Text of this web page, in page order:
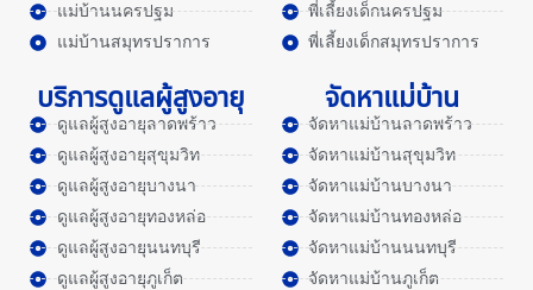
แม่บ้านนครปฐม
แม่บ้านสมุทรปราการ
พี่เลี้ยงเด็กนครปฐม
พี่เลี้ยงเด็กสมุทรปราการ
บริการดูแลผู้สูงอายุ
ดูแลผู้สูงอายุลาดพร้าว
ดูแลผู้สูงอายุสุขุมวิท
ดูแลผู้สูงอายุบางนา
ดูแลผู้สูงอายุทองหล่อ
ดูแลผู้สูงอายุนนทบุรี
ดูแลผู้สูงอายุภูเก็ต
จัดหาแม่บ้าน
จัดหาแม่บ้านลาดพร้าว
จัดหาแม่บ้านสุขุมวิท
จัดหาแม่บ้านบางนา
จัดหาแม่บ้านทองหล่อ
จัดหาแม่บ้านนนทบุรี
จัดหาแม่บ้านภูเก็ต